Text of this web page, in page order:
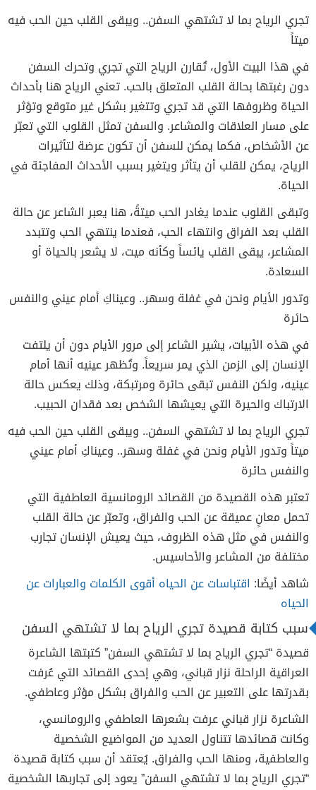
تجري الرياح بما لا تشتهي السفن.. ويبقى القلب حين الحب فيه
ميتاً
في هذا البيت الأول، تُقارن الرياح التي تجري وتحرك السفن
دون رغبتها بحالة القلب المتعلق بالحب. تعني الرياح هنا بأحداث
الحياة وظروفها التي قد تجري وتتغير بشكل غير متوقع وتؤثر
على مسار العلاقات والمشاعر. والسفن تمثل القلوب التي تعبّر
عن الأشخاص، فكما يمكن للسفن أن تكون عرضة لتأثيرات
الرياح، يمكن للقلب أن يتأثر ويتغير بسبب الأحداث المفاجئة في
الحياة.
وتبقى القلوب عندما يغادر الحب ميتةً، هنا يعبر الشاعر عن حالة
القلب بعد الفراق وانتهاء الحب، فعندما ينتهي الحب وتتبدد
المشاعر، يبقى القلب يائساً وكأنه ميت، لا يشعر بالحياة أو
السعادة.
وتدور الأيام ونحن في غفلة وسهر.. وعيناكِ أمام عيني والنفس
حائرة
في هذه الأبيات، يشير الشاعر إلى مرور الأيام دون أن يلتفت
الإنسان إلى الزمن الذي يمر سريعاً. وتُظهر عينيه أنها أمام
عينيه، ولكن النفس تبقى حائرة ومرتبكة، وذلك يعكس حالة
الارتباك والحيرة التي يعيشها الشخص بعد فقدان الحبيب.
تجري الرياح بما لا تشتهي السفن.. ويبقى القلب حين الحب فيه
ميتاً وتدور الأيام ونحن في غفلة وسهر.. وعيناكِ أمام عيني
والنفس حائرة
تعتبر هذه القصيدة من القصائد الرومانسية العاطفية التي
تحمل معانٍ عميقة عن الحب والفراق، وتعبّر عن حالة القلب
والنفس في مثل هذه الظروف، حيث يعيش الإنسان تجارب
مختلفة من المشاعر والأحاسيس.
شاهد أيضًا: اقتباسات عن الحياه أقوى الكلمات والعبارات عن
الحياه
سبب كتابة قصيدة تجري الرياح بما لا تشتهي السفن
قصيدة “تجري الرياح بما لا تشتهي السفن” كتبتها الشاعرة
العراقية الراحلة نزار قباني، وهي إحدى القصائد التي عُرفت
بقدرتها على التعبير عن الحب والفراق بشكل مؤثر وعاطفي.
الشاعرة نزار قباني عرفت بشعرها العاطفي والرومانسي،
وكانت قصائدها تتناول العديد من المواضيع الشخصية
والعاطفية، ومنها الحب والفراق. يُعتقد أن سبب كتابة قصيدة
“تجري الرياح بما لا تشتهي السفن” يعود إلى تجاربها الشخصية